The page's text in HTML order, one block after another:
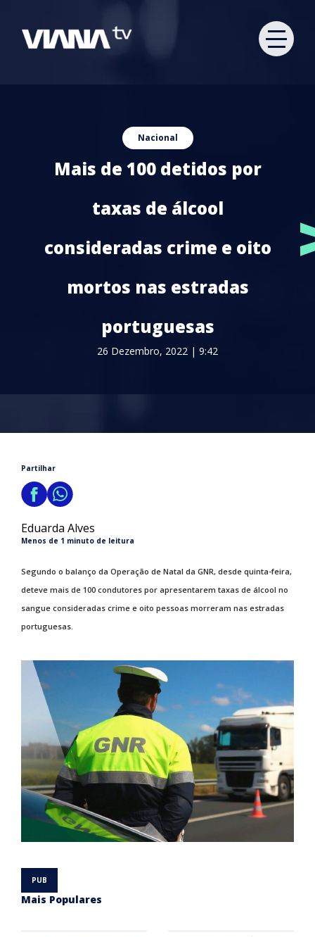
Nacional
Mais de 100 detidos por
taxas de álcool
consideradas crime e oito
mortos nas estradas
portuguesas
26 Dezembro, 2022 | 9:42
Partilhar
Eduarda Alves
Menos de 1 minuto de leitura
Segundo o balanço da Operação de Natal da GNR, desde quinta-feira,
deteve mais de 100 condutores por apresentarem taxas de álcool no
sangue consideradas crime e oito pessoas morreram nas estradas
portuguesas.
Mais Populares